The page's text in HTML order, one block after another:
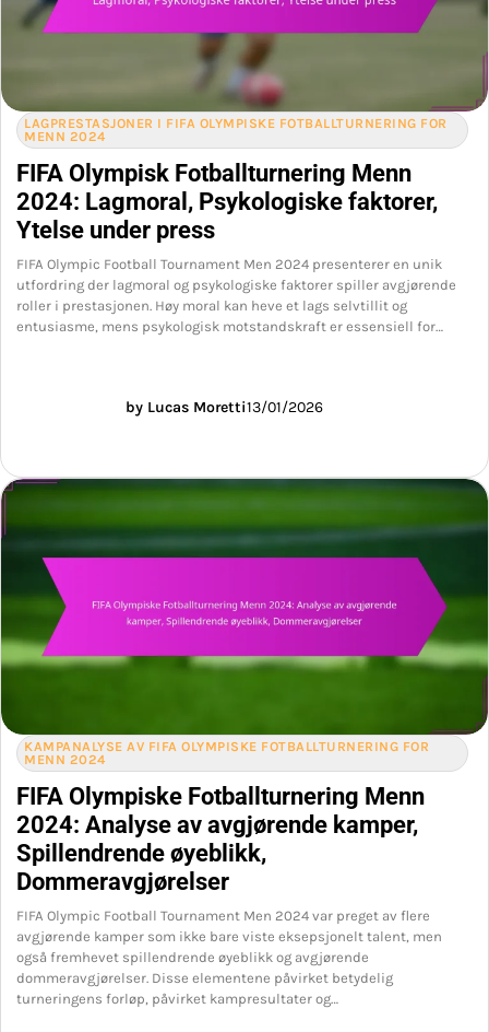
LAGPRESTASJONER I FIFA OLYMPISKE FOTBALLTURNERING FOR
MENN 2024
FIFA Olympisk Fotballturnering Menn
2024: Lagmoral, Psykologiske faktorer,
Ytelse under press
FIFA Olympic Football Tournament Men 2024 presenterer en unik
utfordring der lagmoral og psykologiske faktorer spiller avgjørende
roller i prestasjonen. Høy moral kan heve et lags selvtillit og
entusiasme, mens psykologisk motstandskraft er essensiell for…
by Lucas Moretti13/01/2026
KAMPANALYSE AV FIFA OLYMPISKE FOTBALLTURNERING FOR
MENN 2024
FIFA Olympiske Fotballturnering Menn
2024: Analyse av avgjørende kamper,
Spillendrende øyeblikk,
Dommeravgjørelser
FIFA Olympic Football Tournament Men 2024 var preget av flere
avgjørende kamper som ikke bare viste eksepsjonelt talent, men
også fremhevet spillendrende øyeblikk og avgjørende
dommeravgjørelser. Disse elementene påvirket betydelig
turneringens forløp, påvirket kampresultater og…